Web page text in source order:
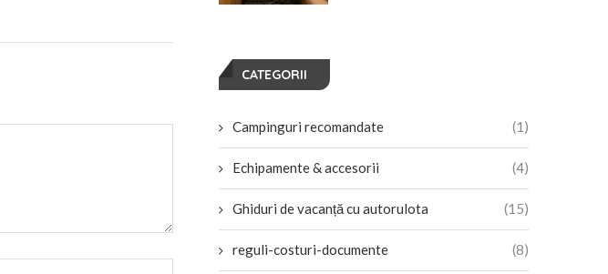
CATEGORII
Campinguri recomandate (1)
Echipamente & accesorii (4)
Ghiduri de vacanță cu autorulota (15)
reguli-costuri-documente (8)